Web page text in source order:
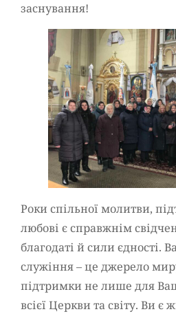
заснування!
Роки спільної молитви,
любові є справжнім
благодаті й сили єдності.
служіння – це джерело
підтримки не лише для
всієї Церкви та світу. Ви